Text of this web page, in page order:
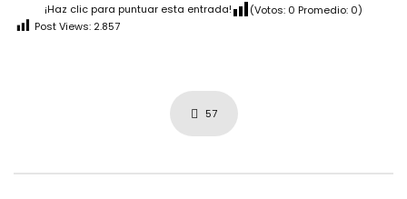
¡Haz clic para puntuar esta entrada! (Votos: 0 Promedio: 0)
Post Views: 2.857
57